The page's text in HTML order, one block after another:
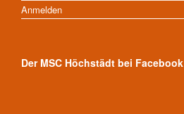
Anmelden
Der MSC Höchstädt bei Facebook